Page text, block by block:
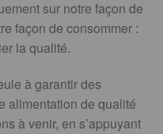
sur notre façon de
façon de consommer :
la qualité.
à garantir des
alimentation de qualité
à venir, en s’appuyant